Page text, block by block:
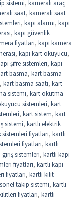
sistemi, kameralı araç
saat, kameralı saat
, kapı alarmı, kapı
, kapı güvenlik
fiyatları, kapı kamera
, kapı kart okuyucu,
şifre sistemleri, kapı
basma, kart basma
, kart basma saati, kart
sistemi, kart okutma
sistemleri, kart
, kart sistem, kart
sistemi, kartlı elektrik
sistemleri fiyatları, kartlı
fiyatları, kartlı
giriş sistemleri, kartlı kapı
fiyatları, kartlı kapı
fiyatları, kartlı kilit
takip sistemi, kartlı
fiyatları, kartlı